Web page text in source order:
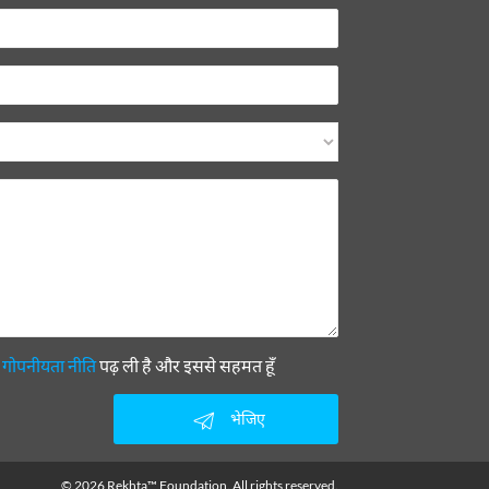
गोपनीयता नीतिपढ़ ली है और इससे सहमत हूँ
भेजिए
© 2026 Rekhta™ Foundation. All rights reserved.